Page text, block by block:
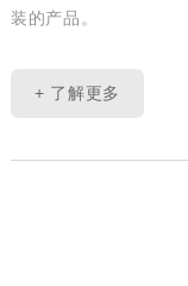
能源回收
装的产品。
+ 了解更多